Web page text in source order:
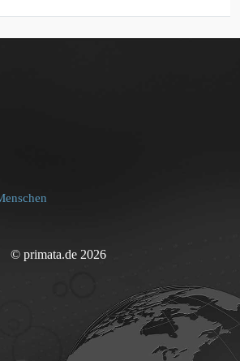
© primata.de 2026